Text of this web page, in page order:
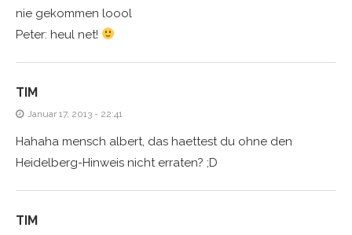
nie gekommen loool
Peter: heul net!
TIM
Januar 17, 2013 - 22:41
Hahaha mensch albert, das haettest du ohne den
Heidelberg-Hinweis nicht erraten? ;D
TIM